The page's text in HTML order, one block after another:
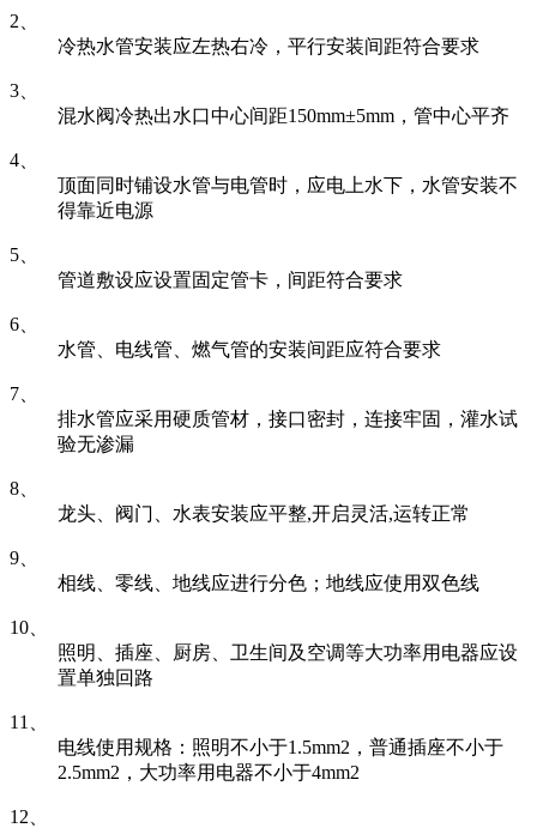
2、
冷热水管安装应左热右冷，平行安装间距符合要求
3、
混水阀冷热出水口中心间距150mm±5mm，管中心平齐
4、
顶面同时铺设水管与电管时，应电上水下，水管安装不
得靠近电源
5、
管道敷设应设置固定管卡，间距符合要求
6、
水管、电线管、燃气管的安装间距应符合要求
7、
排水管应采用硬质管材，接口密封，连接牢固，灌水试
验无渗漏
8、
龙头、阀门、水表安装应平整,开启灵活,运转正常
9、
相线、零线、地线应进行分色；地线应使用双色线
10、
照明、插座、厨房、卫生间及空调等大功率用电器应设
置单独回路
11、
电线使用规格：照明不小于1.5mm2，普通插座不小于
2.5mm2，大功率用电器不小于4mm2
12、